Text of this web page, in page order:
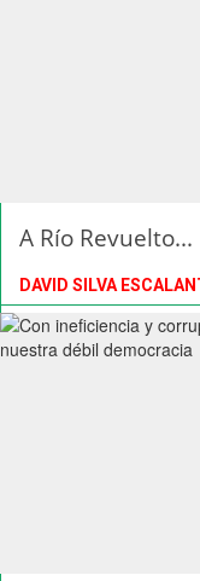
A Río Revuelto...
DAVID SILVA